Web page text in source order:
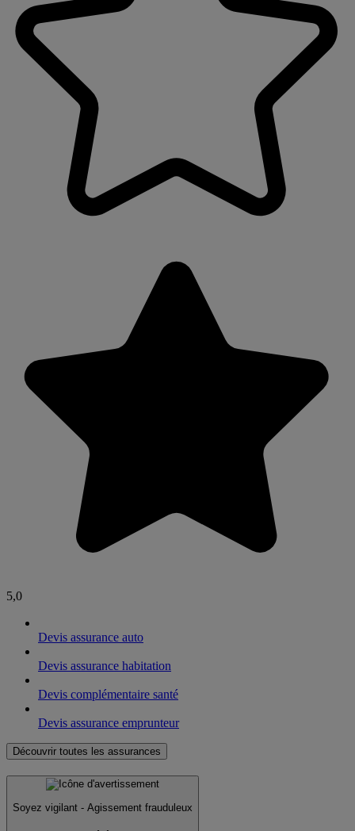
5,0
Devis assurance auto
Devis assurance habitation
Devis complémentaire santé
Devis assurance emprunteur
Découvrir toutes les assurances
Soyez vigilant - Agissement frauduleux